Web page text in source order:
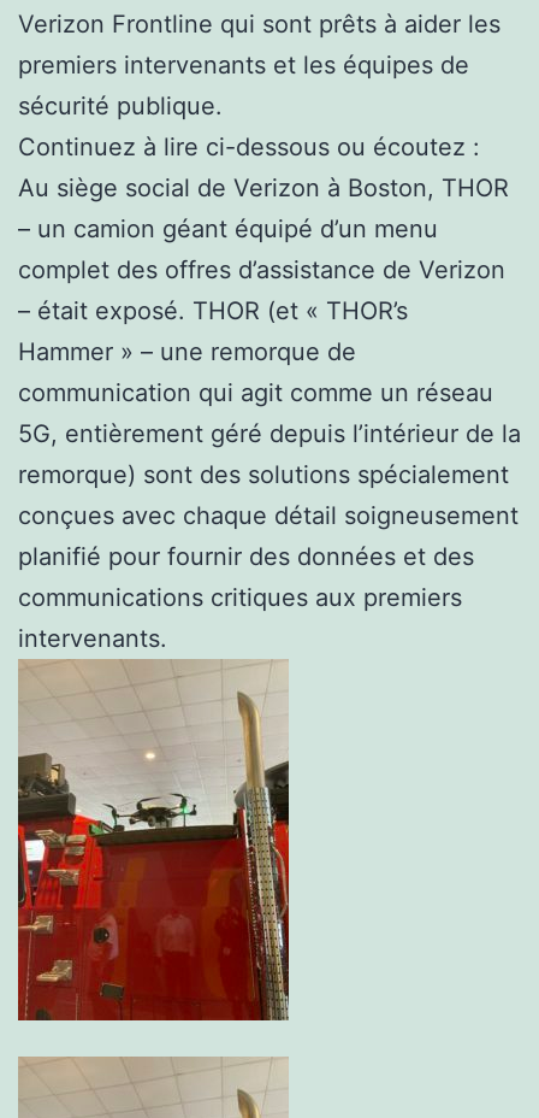
Verizon Frontline qui sont prêts à aider les
premiers intervenants et les équipes de
sécurité publique.
Continuez à lire ci-dessous ou écoutez :
Au siège social de Verizon à Boston, THOR
– un camion géant équipé d’un menu
complet des offres d’assistance de Verizon
– était exposé. THOR (et « THOR’s
Hammer » – une remorque de
communication qui agit comme un réseau
5G, entièrement géré depuis l’intérieur de la
remorque) sont des solutions spécialement
conçues avec chaque détail soigneusement
planifié pour fournir des données et des
communications critiques aux premiers
intervenants.